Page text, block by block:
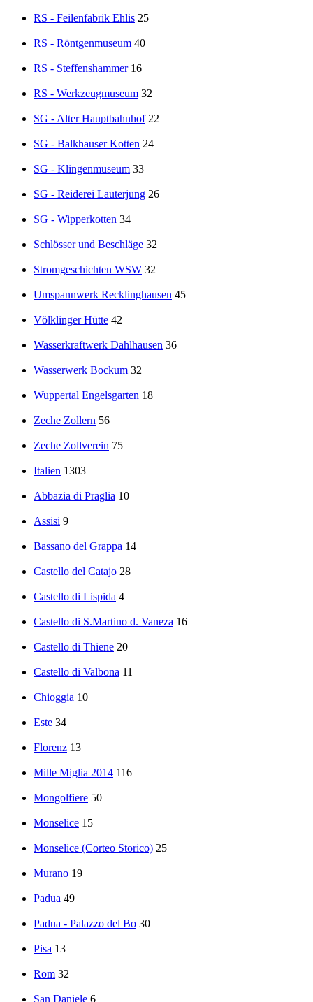
RS - Feilenfabrik Ehlis 25
RS - Röntgenmuseum 40
RS - Steffenshammer 16
RS - Werkzeugmuseum 32
SG - Alter Hauptbahnhof 22
SG - Balkhauser Kotten 24
SG - Klingenmuseum 33
SG - Reiderei Lauterjung 26
SG - Wipperkotten 34
Schlösser und Beschläge 32
Stromgeschichten WSW 32
Umspannwerk Recklinghausen 45
Völklinger Hütte 42
Wasserkraftwerk Dahlhausen 36
Wasserwerk Bockum 32
Wuppertal Engelsgarten 18
Zeche Zollern 56
Zeche Zollverein 75
Italien 1303
Abbazia di Praglia 10
Assisi 9
Bassano del Grappa 14
Castello del Catajo 28
Castello di Lispida 4
Castello di S.Martino d. Vaneza 16
Castello di Thiene 20
Castello di Valbona 11
Chioggia 10
Este 34
Florenz 13
Mille Miglia 2014 116
Mongolfiere 50
Monselice 15
Monselice (Corteo Storico) 25
Murano 19
Padua 49
Padua - Palazzo del Bo 30
Pisa 13
Rom 32
San Daniele 6